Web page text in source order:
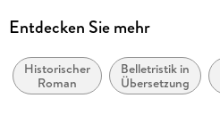
Isabel Allende
Suhrkamp Verlag
Kopierschutz
Entdecken Sie mehr
Historischer
Roman
Belletristik in
Übersetzung